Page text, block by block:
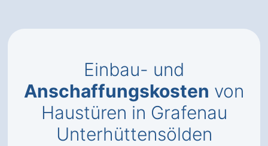
Einbau- und
Anschaffungskosten von
Haustüren in Grafenau
Unterhüttensölden